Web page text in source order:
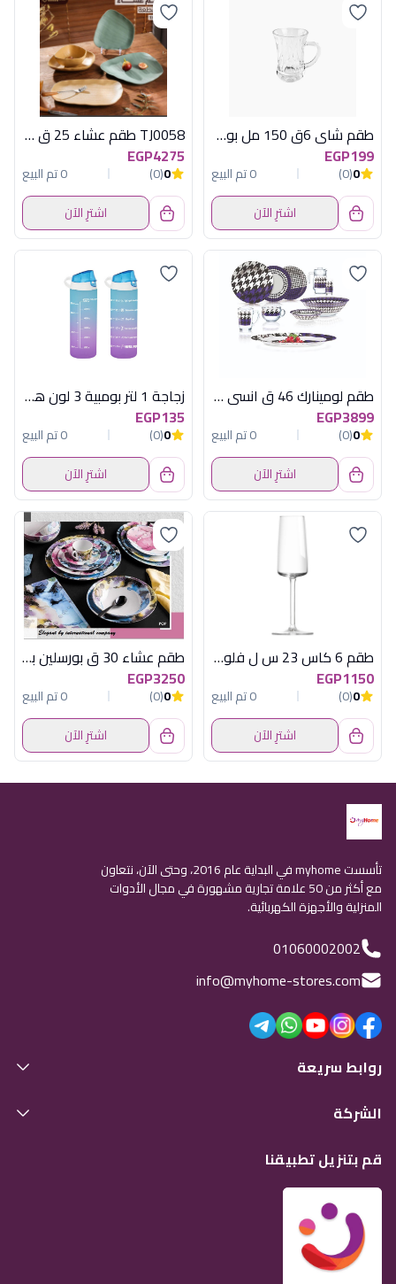
طقم شاى 6ق 150 مل بوهيمي ايرينا
EGP199
0
(0)
0 تم البيع
اشترِ الآن
TJ0058 طقم عشاء 25 ق اكسفورد
EGP4275
0
(0)
0 تم البيع
اشترِ الآن
طقم لومينارك 46 ق انسى بربل اماراتى
EGP3899
0
(0)
0 تم البيع
اشترِ الآن
زجاجة 1 لتر بومبية 3 لون هيريفين
EGP135
0
(0)
0 تم البيع
اشترِ الآن
طقم 6 كاس 23 س ل فلوت جراندور
EGP1150
0
(0)
0 تم البيع
اشترِ الآن
طقم عشاء 30 ق بورسلين بوب
EGP3250
0
(0)
0 تم البيع
اشترِ الآن
تأسست myhome في البداية عام 2016، وحتى الآن، نتعاون
مع أكثر من 50 علامة تجارية مشهورة في مجال الأدوات
المنزلية والأجهزة الكهربائية.
01060002002
info@myhome-stores.com
روابط سريعة
الشركة
قم بتنزيل تطبيقنا